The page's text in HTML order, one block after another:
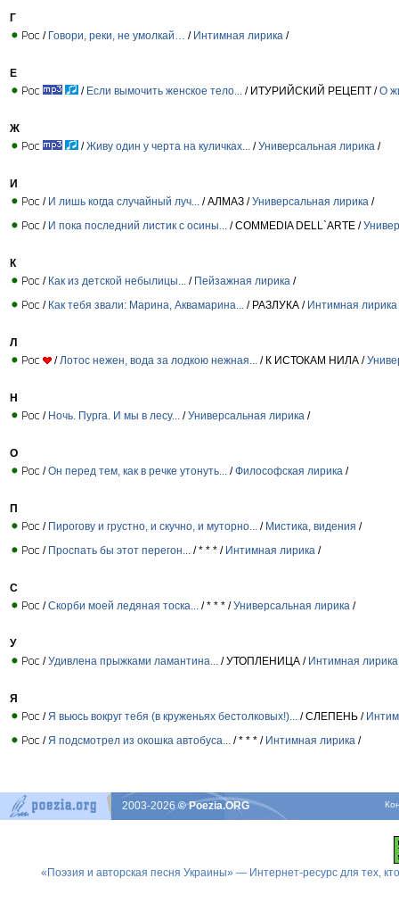
Г
/ Говори, реки, не умолкай… / Интимная лирика /
Е
/ Если вымочить женское тело... / ИТУРИЙСКИЙ РЕЦЕПТ /О
Ж
/Живу один у черта на куличках... /Универсальная лирика /
И
/ И лишь когда случайный луч... / АЛМАЗ /Универсальная лирика /
/ И пока последний листик с осины... / COMMEDIA DELL`ARTE /
К
/ Как из детской небылицы... / Пейзажная лирика /
/ Как тебя звали: Марина, Аквамарина... / РАЗЛУКА / Интимная лирика
Л
/ Лотос нежен, вода за лодкою нежная... / К ИСТОКАМ НИЛА /
Н
/ Ночь. Пурга. И мы в лесу... /Универсальная лирика /
О
/Он перед тем, как в речке утонуть... /Философская лирика /
П
/ Пирогову и грустно, и скучно, и муторно... / Мистика, видения /
/ Проспать бы этот перегон... / * * * / Интимная лирика /
С
/Скорби моей ледяная тоска... / * * * /Универсальная лирика /
У
/Удивлена прыжками ламантина... / УТОПЛЕНИЦА / Интимная лирика
Я
/ Я вьюсь вокруг тебя (в круженьях бестолковых!)... / СЛЕПЕНЬ /
/ Я подсмотрел из окошка автобуса... / * * * / Интимная лирика /
2003-2026© Poezia.ORG
«Поэзия и авторская песня Украины» — Интернет-ресурс для тех,